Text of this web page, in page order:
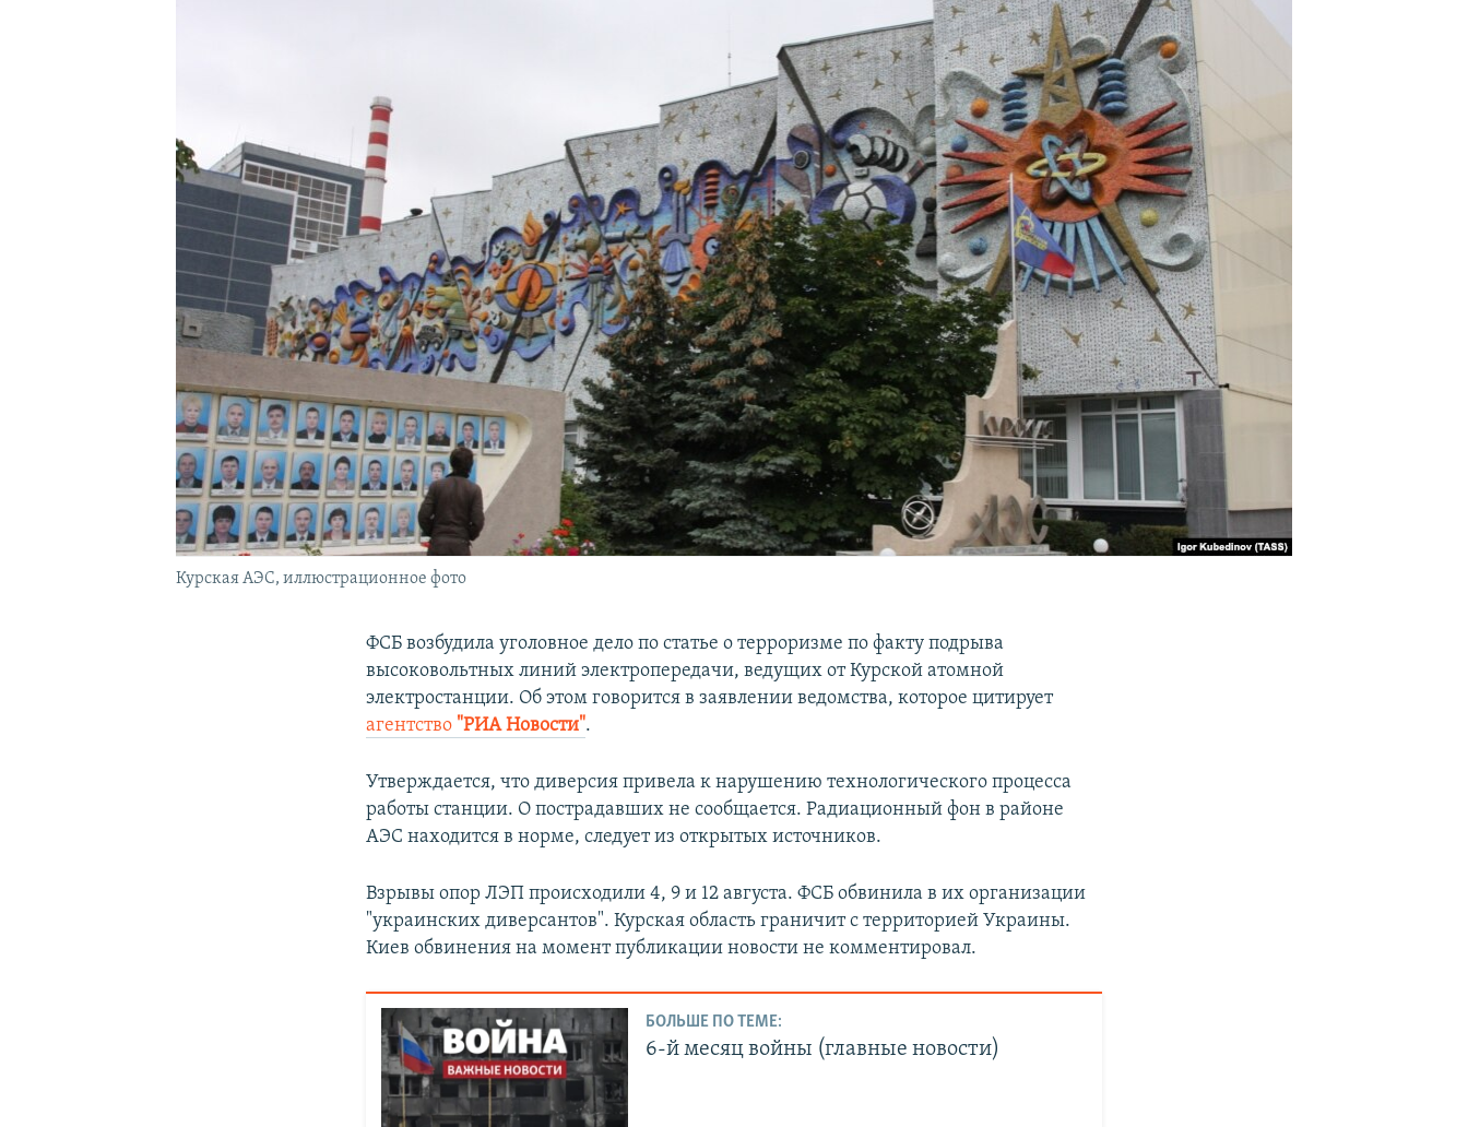
Курская АЭС, иллюстрационное фото
ФСБ возбудила уголовное дело по статье о терроризме по факту подрыва
высоковольтных линий электропередачи, ведущих от Курской атомной
электростанции. Об этом говорится в заявлении ведомства, которое цитирует
агентство "РИА Новости".
Утверждается, что диверсия привела к нарушению технологического процесса
работы станции. О пострадавших не сообщается. Радиационный фон в районе
АЭС находится в норме, следует из открытых источников.
Взрывы опор ЛЭП происходили 4, 9 и 12 августа. ФСБ обвинила в их организации
"украинских диверсантов". Курская область граничит с территорией Украины.
Киев обвинения на момент публикации новости не комментировал.
БОЛЬШЕ ПО ТЕМЕ:
6-й месяц войны (главные новости)